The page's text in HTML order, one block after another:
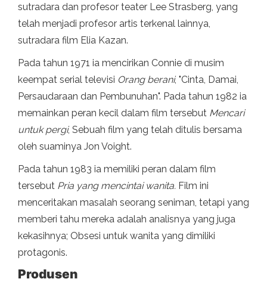
sutradara dan profesor teater Lee Strasberg, yang
telah menjadi profesor artis terkenal lainnya,
sutradara film Elia Kazan.
Pada tahun 1971 ia mencirikan Connie di musim
keempat serial televisi Orang berani, "Cinta, Damai,
Persaudaraan dan Pembunuhan". Pada tahun 1982 ia
memainkan peran kecil dalam film tersebut Mencari
untuk pergi, Sebuah film yang telah ditulis bersama
oleh suaminya Jon Voight.
Pada tahun 1983 ia memiliki peran dalam film
tersebut Pria yang mencintai wanita. Film ini
menceritakan masalah seorang seniman, tetapi yang
memberi tahu mereka adalah analisnya yang juga
kekasihnya; Obsesi untuk wanita yang dimiliki
protagonis.
Produsen